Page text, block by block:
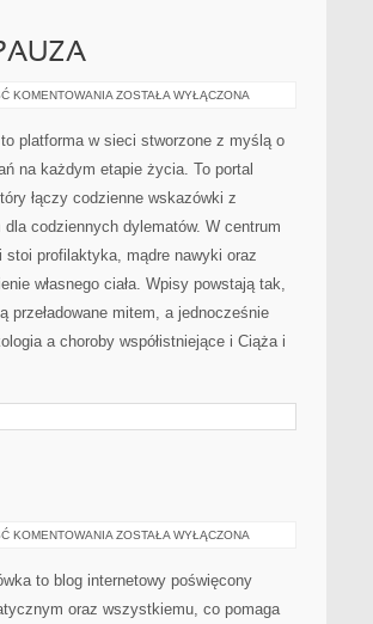
KOMENTOWANIA MENOPAUZA
ZOSTAŁA WYŁĄCZONA
platforma w sieci stworzone z myślą o
na każdym etapie życia. To portal
łączy codzienne wskazówki z
dla codziennych dylematów. W centrum
stoi profilaktyka, mądre nawyki oraz
własnego ciała. Wpisy powstają tak,
mitem, a jednocześnie
a choroby współistniejące i Ciąża i
KOMENTOWANIA TRAWNIKI
ZOSTAŁA WYŁĄCZONA
to blog internetowy poświęcony
oraz wszystkiemu, co pomaga